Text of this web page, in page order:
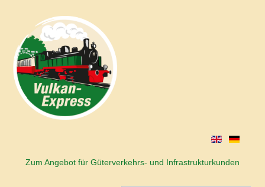
Zum Angebot für Güterverkehrs- und Infrastrukturkunden